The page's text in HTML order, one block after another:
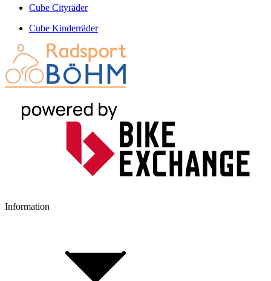
Cube Cityräder
Cube Kinderräder
Information